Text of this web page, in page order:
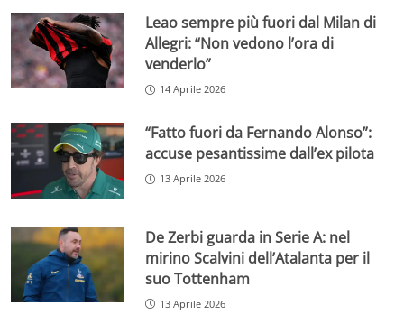
Leao sempre più fuori dal Milan di
Allegri: “Non vedono l’ora di
venderlo”
14 Aprile 2026
“Fatto fuori da Fernando Alonso”:
accuse pesantissime dall’ex pilota
13 Aprile 2026
De Zerbi guarda in Serie A: nel
mirino Scalvini dell’Atalanta per il
suo Tottenham
13 Aprile 2026